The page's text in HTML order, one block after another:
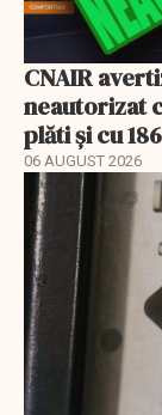
CNAIR
neautorizat
plăti și cu
06 AUGUST 2026